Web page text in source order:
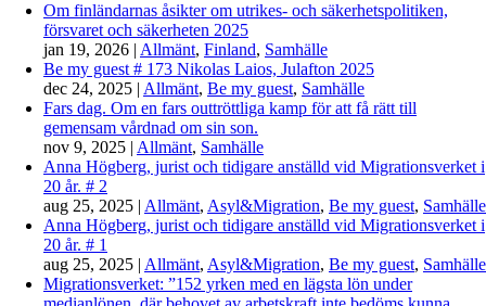
Om finländarnas åsikter om utrikes- och säkerhetspolitiken,
försvaret och säkerheten 2025
jan 19, 2026 | Allmänt, Finland, Samhälle
Be my guest # 173 Nikolas Laios, Julafton 2025
dec 24, 2025 | Allmänt, Be my guest, Samhälle
Fars dag. Om en fars outtröttliga kamp för att få rätt till
gemensam vårdnad om sin son.
nov 9, 2025 | Allmänt, Samhälle
Anna Högberg, jurist och tidigare anställd vid Migrationsverket i
20 år. # 2
aug 25, 2025 | Allmänt, Asyl&Migration, Be my guest, Samhälle
Anna Högberg, jurist och tidigare anställd vid Migrationsverket i
20 år. # 1
aug 25, 2025 | Allmänt, Asyl&Migration, Be my guest, Samhälle
Migrationsverket: ”152 yrken med en lägsta lön under